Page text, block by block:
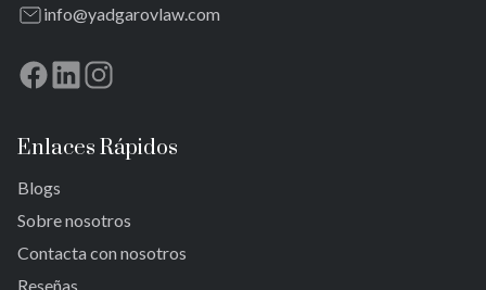
info@yadgarovlaw.com
Enlaces Rápidos
Blogs
Sobre nosotros
Contacta con nosotros
Reseñas